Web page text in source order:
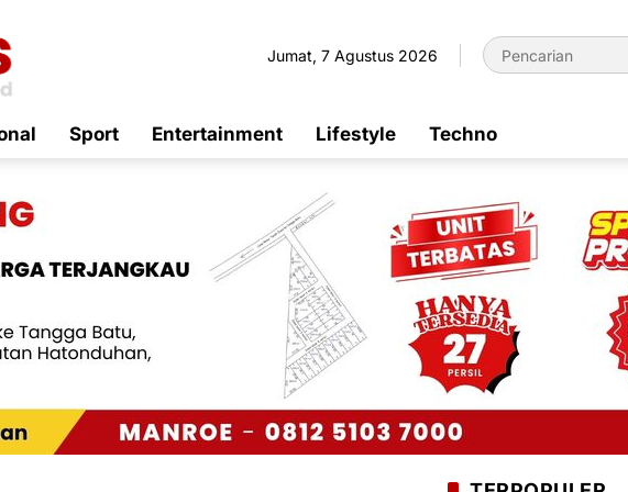
Jumat, 7 Agustus 2026
Sport Entertainment Lifestyle Techno